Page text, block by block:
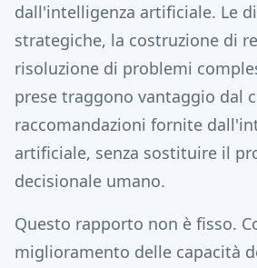
dall'intelligenza artificiale. Le
strategiche, la costruzione di
risoluzione di problemi
prese traggono vantaggio dal
raccomandazioni fornite
artificiale, senza sostituire il
decisionale umano.
Questo rapporto non è fisso.
miglioramento delle capacità